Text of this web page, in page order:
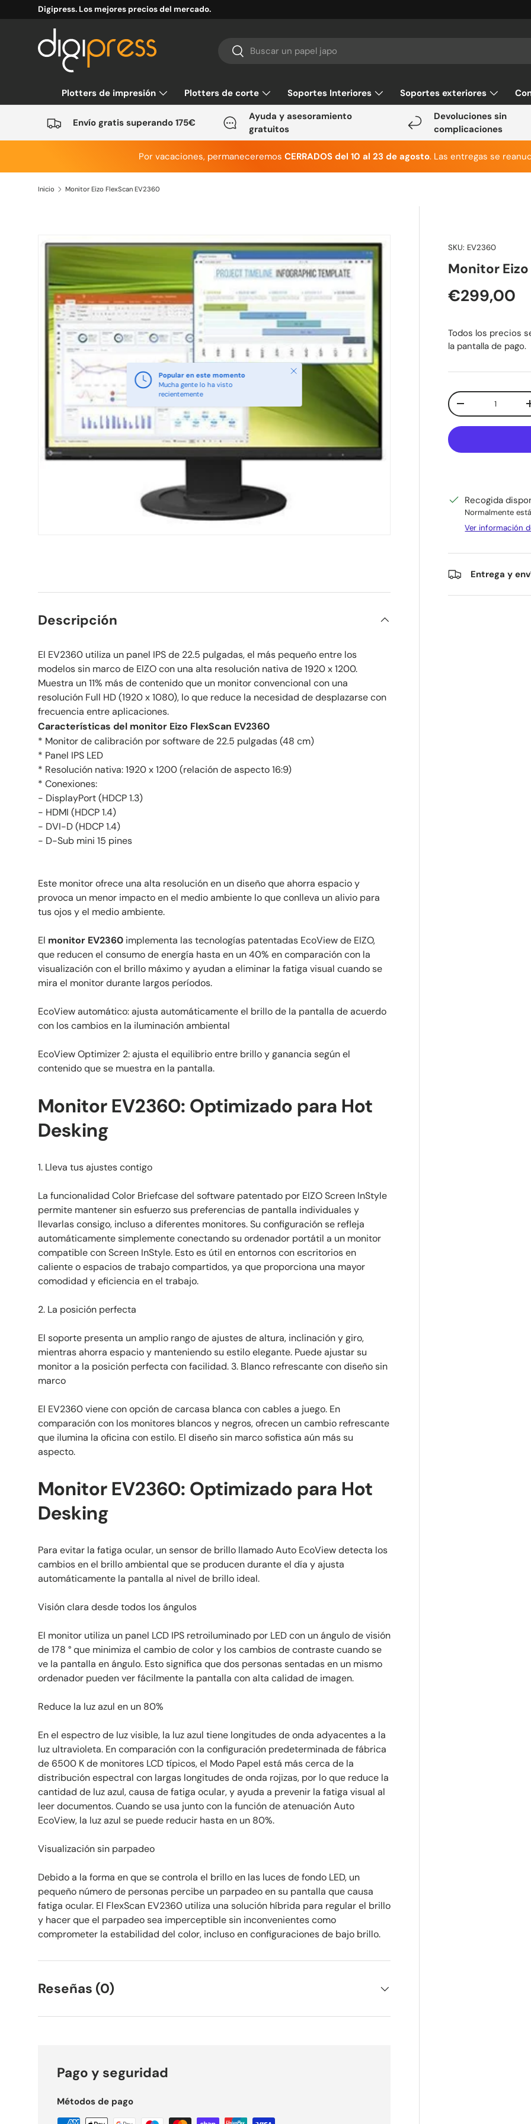
Digipress. Los mejores precios del mercado.
Buscar
Buscar
Plotters de impresión Plotters de corte Soportes Interiores Soportes exteriores
Envío gratis superando 175€
Ayuda y asesoramiento
gratuitos
Devoluciones sin
complicaciones
Por vacaciones, permaneceremos CERRADOS del 10 al 23 de agosto. Las entregas se
Inicio Monitor Eizo FlexScan EV2360
Ir directamente a la información del producto
SKU: EV2360
Monitor
Precio
€299,00
Todos los precios
la pantalla de pago.
Cant.
Disminuir
Recogida
Normalmente
Ver información
Entrega y
Descripción
El EV2360 utiliza un panel IPS de 22.5 pulgadas, el más pequeño entre los
modelos sin marco de EIZO con una alta resolución nativa de 1920 x 1200.
Muestra un 11% más de contenido que un monitor convencional con una
resolución Full HD (1920 x 1080), lo que reduce la necesidad de desplazarse con
frecuencia entre aplicaciones.
Características del monitor Eizo FlexScan EV2360
* Monitor de calibración por software de 22.5 pulgadas (48 cm)
* Panel IPS LED
* Resolución nativa: 1920 x 1200 (relación de aspecto 16:9)
* Conexiones:
- DisplayPort (HDCP 1.3)
- HDMI (HDCP 1.4)
- DVI-D (HDCP 1.4)
- D-Sub mini 15 pines
Este monitor ofrece una alta resolución en un diseño que ahorra espacio y
provoca un menor impacto en el medio ambiente lo que conlleva un alivio para
tus ojos y el medio ambiente.
El monitor EV2360 implementa las tecnologías patentadas EcoView de EIZO,
que reducen el consumo de energía hasta en un 40% en comparación con la
visualización con el brillo máximo y ayudan a eliminar la fatiga visual cuando se
mira el monitor durante largos períodos.
EcoView automático: ajusta automáticamente el brillo de la pantalla de acuerdo
con los cambios en la iluminación ambiental
EcoView Optimizer 2: ajusta el equilibrio entre brillo y ganancia según el
contenido que se muestra en la pantalla.
Monitor EV2360: Optimizado para Hot
Desking
1. Lleva tus ajustes contigo
La funcionalidad Color Briefcase del software patentado por EIZO Screen InStyle
permite mantener sin esfuerzo sus preferencias de pantalla individuales y
llevarlas consigo, incluso a diferentes monitores. Su configuración se refleja
automáticamente simplemente conectando su ordenador portátil a un monitor
compatible con Screen InStyle. Esto es útil en entornos con escritorios en
caliente o espacios de trabajo compartidos, ya que proporciona una mayor
comodidad y eficiencia en el trabajo.
2. La posición perfecta
El soporte presenta un amplio rango de ajustes de altura, inclinación y giro,
mientras ahorra espacio y manteniendo su estilo elegante. Puede ajustar su
monitor a la posición perfecta con facilidad. 3. Blanco refrescante con diseño sin
marco
El EV2360 viene con opción de carcasa blanca con cables a juego. En
comparación con los monitores blancos y negros, ofrecen un cambio refrescante
que ilumina la oficina con estilo. El diseño sin marco sofistica aún más su
aspecto.
Monitor EV2360: Optimizado para Hot
Desking
Para evitar la fatiga ocular, un sensor de brillo llamado Auto EcoView detecta los
cambios en el brillo ambiental que se producen durante el día y ajusta
automáticamente la pantalla al nivel de brillo ideal.
Visión clara desde todos los ángulos
El monitor utiliza un panel LCD IPS retroiluminado por LED con un ángulo de visión
de 178 ° que minimiza el cambio de color y los cambios de contraste cuando se
ve la pantalla en ángulo. Esto significa que dos personas sentadas en un mismo
ordenador pueden ver fácilmente la pantalla con alta calidad de imagen.
Reduce la luz azul en un 80%
En el espectro de luz visible, la luz azul tiene longitudes de onda adyacentes a la
luz ultravioleta. En comparación con la configuración predeterminada de fábrica
de 6500 K de monitores LCD típicos, el Modo Papel está más cerca de la
distribución espectral con largas longitudes de onda rojizas, por lo que reduce la
cantidad de luz azul, causa de fatiga ocular, y ayuda a prevenir la fatiga visual al
leer documentos. Cuando se usa junto con la función de atenuación Auto
EcoView, la luz azul se puede reducir hasta en un 80%.
Visualización sin parpadeo
Debido a la forma en que se controla el brillo en las luces de fondo LED, un
pequeño número de personas percibe un parpadeo en su pantalla que causa
fatiga ocular. El FlexScan EV2360 utiliza una solución híbrida para regular el brillo
y hacer que el parpadeo sea imperceptible sin inconvenientes como
comprometer la estabilidad del color, incluso en configuraciones de bajo brillo.
Reseñas (0)
Pago y seguridad
Métodos de pago